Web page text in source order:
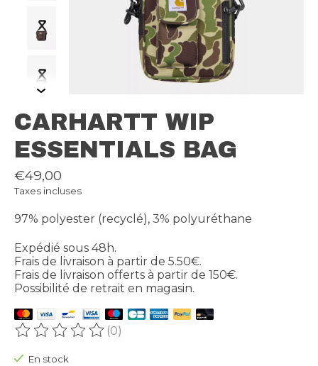
CARHARTT WIP
ESSENTIALS BAG
€49,00
Taxes incluses
97% polyester (recyclé), 3% polyuréthane
Expédié sous 48h.
Frais de livraison à partir de 5.50€.
Frais de livraison offerts à partir de 150€.
Possibilité de retrait en magasin.
Ce produit est évalué à
(0)
En stock